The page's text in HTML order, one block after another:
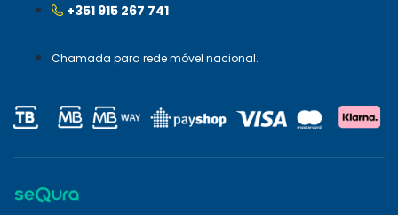
+351 915 267 741
Chamada para rede móvel nacional.